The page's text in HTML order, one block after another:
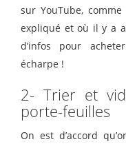
sur YouTube,
expliqué et où il y a
d’infos pour
écharpe !
2- Trier et
porte-feuilles
On est d’accord